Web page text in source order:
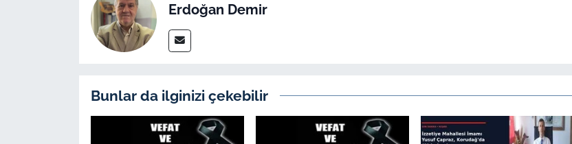
Erdoğan Demir
Bunlar da ilginizi çekebilir
Bilim Teknoloji
Canlı Maç